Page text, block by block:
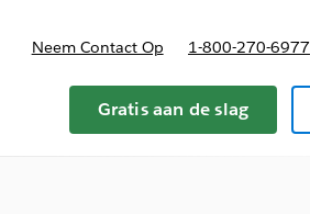
Neem Contact Op 1-800-270-6977
Gratis aan de slag